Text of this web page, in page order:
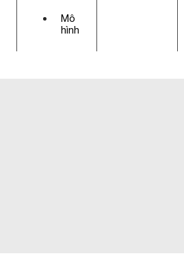
Mô
hình